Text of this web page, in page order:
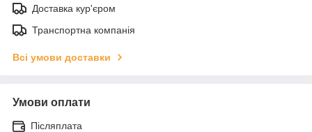
Доставка кур'єром
Транспортна компанія
Всі умови доставки
Умови оплати
Післяплата